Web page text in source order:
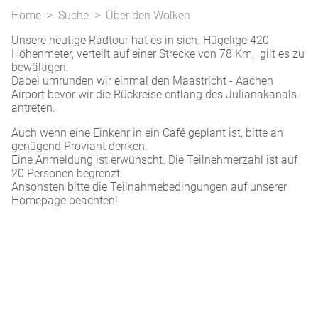
Home Suche
Über den Wolken
Unsere heutige Radtour hat es in sich. Hügelige 420
Höhenmeter, verteilt auf einer Strecke von 78 Km, gilt es zu
bewältigen.
Dabei umrunden wir einmal den Maastricht - Aachen
Airport bevor wir die Rückreise entlang des Julianakanals
antreten.
Auch wenn eine Einkehr in ein Café geplant ist, bitte an
genügend Proviant denken.
Eine Anmeldung ist erwünscht. Die Teilnehmerzahl ist auf
20 Personen begrenzt.
Ansonsten bitte die Teilnahmebedingungen auf unserer
Homepage beachten!